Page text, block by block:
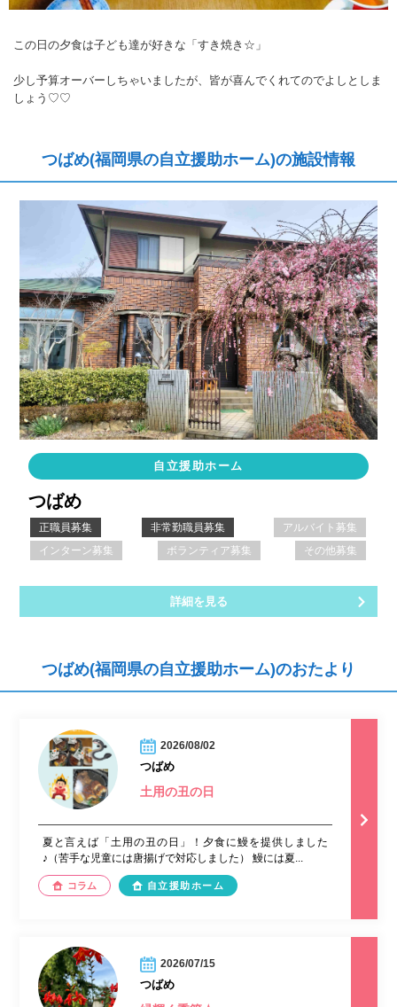
この日の夕食は子ども達が好きな「すき焼き☆」
少し予算オーバーしちゃいましたが、皆が喜んでくれてのでよしとしま
しょう♡♡
つばめ(福岡県の自立援助ホーム)の施設情報
自立援助ホーム
つばめ
正職員募集 非常勤職員募集
アルバイト募集
インターン募集
ボランティア募集 その他募集
詳細を見る
つばめ(福岡県の自立援助ホーム)のおたより
2026/08/02
つばめ
土用の丑の日
夏と言えば「土用の丑の日」！夕食に鰻を提供しました
♪（苦手な児童には唐揚げで対応しました） 鰻には夏...
コラム 自立援助ホーム
2026/07/15
つばめ